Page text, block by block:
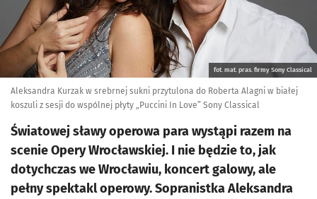
fot. mat. pras. firmy Sony Classical
Aleksandra Kurzak w srebrnej sukni przytulona do Roberta Alagni w białej
koszuli z sesji do wspólnej płyty „Puccini In Love” Sony Classical
Światowej sławy operowa para wystąpi razem na
scenie Opery Wrocławskiej. I nie będzie to, jak
dotychczas we Wrocławiu, koncert galowy, ale
pełny spektakl operowy. Sopranistka Aleksandra